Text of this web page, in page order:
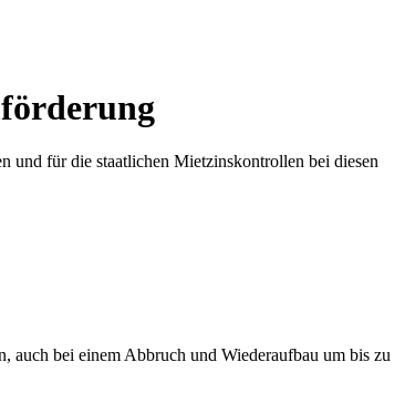
und für die staatlichen Mietzinskontrollen bei diesen
bei einem Abbruch und Wiederaufbau um bis zu